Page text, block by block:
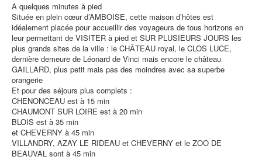
A quelques minutes à pied
Située en plein cœur d’AMBOISE, cette maison d’hôtes est
idéalement placée pour accueillir des voyageurs de tous horizons en
leur permettant de VISITER à pied et SUR PLUSIEURS JOURS les
plus grands sites de la ville : le CHÂTEAU royal, le CLOS LUCE,
dernière demeure de Léonard de Vinci mais encore le château
GAILLARD, plus petit mais pas des moindres avec sa superbe
orangerie
Et pour des séjours plus complets :
CHENONCEAU est à 15 min
CHAUMONT SUR LOIRE est à 20 min
BLOIS est à 35 min
et CHEVERNY à 45 min
VILLANDRY, AZAY LE RIDEAU et CHEVERNY et le ZOO DE
BEAUVAL sont à 45 min